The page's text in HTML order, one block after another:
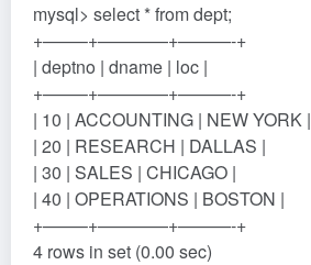
mysql> select * from dept;
+——–+————+———-+
| deptno | dname | loc |
+——–+————+———-+
| 10 | ACCOUNTING | NEW YORK |
| 20 | RESEARCH | DALLAS |
| 30 | SALES | CHICAGO |
| 40 | OPERATIONS | BOSTON |
+——–+————+———-+
4 rows in set (0.00 sec)